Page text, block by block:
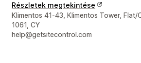
Részletek megtekintése
Dizájner kapcsolattartási adatai
Klimentos 41-43, Klimentos Tower, Flat/
1061, CY
help@getsitecontrol.com